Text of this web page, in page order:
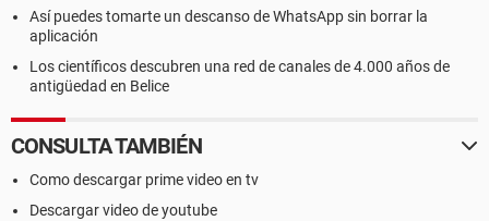
Así puedes tomarte un descanso de WhatsApp sin borrar la
aplicación
Los científicos descubren una red de canales de 4.000 años de
antigüedad en Belice
CONSULTA TAMBIÉN
Como descargar prime video en tv
Descargar video de youtube